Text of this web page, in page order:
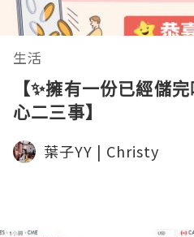
生活
【✨擁有一份已經儲
心二三事】
葉子YY | Christy